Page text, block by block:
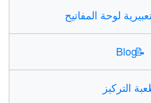
لوحة المفاتيح
📝
Blog
لعبة التركيز